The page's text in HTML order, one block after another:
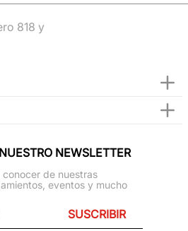
818 y
NEWSLETTER
conocer de nuestras
eventos y mucho
SUSCRIBIR